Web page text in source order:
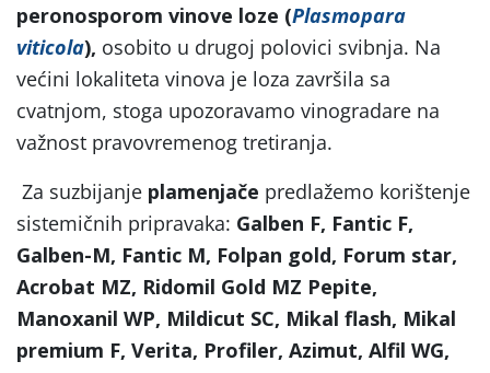
peronosporom vinove loze (Plasmopara
viticola), osobito u drugoj polovici svibnja. Na
većini lokaliteta vinova je loza završila sa
cvatnjom, stoga upozoravamo vinogradare na
važnost pravovremenog tretiranja.
Za suzbijanje plamenjače predlažemo korištenje
sistemičnih pripravaka: Galben F, Fantic F,
Galben-M, Fantic M, Folpan gold, Forum star,
Acrobat MZ, Ridomil Gold MZ Pepite,
Manoxanil WP, Mildicut SC, Mikal flash, Mikal
premium F, Verita, Profiler, Azimut, Alfil WG,